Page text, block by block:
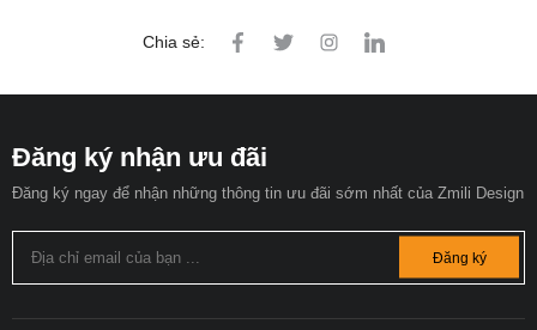
Chia sẻ:
Đăng ký nhận ưu đãi
Đăng ký ngay để nhận những thông tin ưu đãi sớm nhất của Zmili Design
Đăng ký